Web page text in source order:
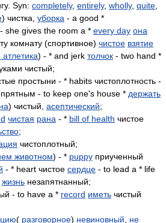
Syn: completely, entirely, wholly, quite
) чистка, уборка - a good *
she gives the room a * every day она
комнату (спортивное) чистое взятие
) - * and jerk толчок - two hand *
чистый;
простыни - * habits чистоплотность -
- to keep one's house * держать
) чистый, асептический;
чистая рана - * bill of health чистое
;
чистоплотный;
животном) - * puppy приученный
- * heart чистое сердце - to lead a * life
жизнь незапятнанный;
- to have a * record иметь чистый
( разговорное) невиновный не